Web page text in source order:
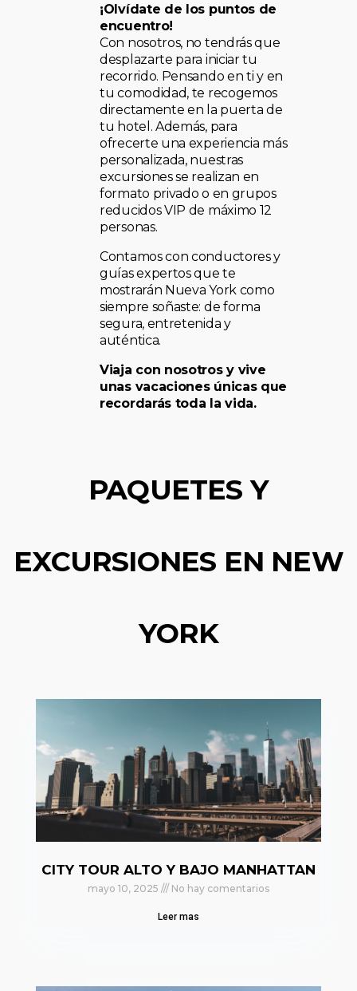
¡Olvídate de los puntos de
encuentro!
Con nosotros, no tendrás que
desplazarte para iniciar tu
recorrido. Pensando en ti y en
tu comodidad, te recogemos
directamente en la puerta de
tu hotel. Además, para
ofrecerte una experiencia más
personalizada, nuestras
excursiones se realizan en
formato privado o en grupos
reducidos VIP de máximo 12
personas.
Contamos con conductores y
guías expertos que te
mostrarán Nueva York como
siempre soñaste: de forma
segura, entretenida y
auténtica.
Viaja con nosotros y vive
unas vacaciones únicas que
recordarás toda la vida.
PAQUETES Y
EXCURSIONES EN NEW
YORK
CITY TOUR ALTO Y BAJO MANHATTAN
mayo 10, 2025 No hay comentarios
Leer mas